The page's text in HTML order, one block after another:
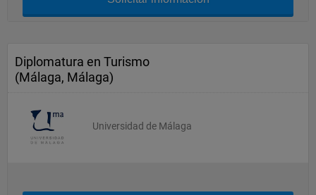
Diplomatura en Turismo
(Málaga, Málaga)
Universidad de Málaga